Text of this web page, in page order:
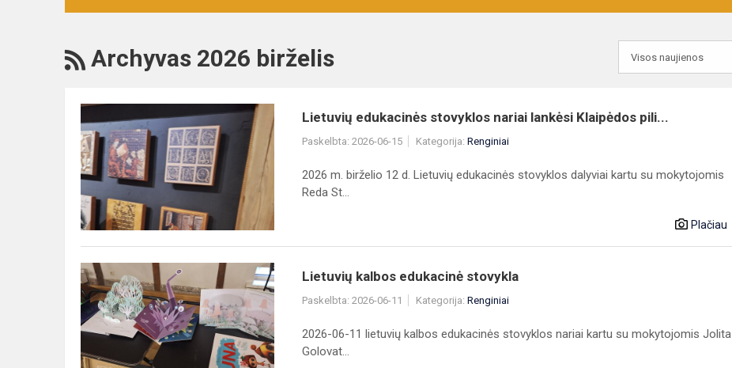
RSS
Archyvas 2026 birželis
edukacinės
stovyklos
nariai
lankėsi
Klaipėdos
pili...
Lietuvių edukacinės stovyklos nariai lankėsi Klaipėdos pili...
Paskelbta: 2026-06-15 Kategorija: Renginiai
2026 m. birželio 12 d. Lietuvių edukacinės stovyklos dalyviai kartu su mokytojomis
Reda St...
Plačiau
Lietuvių
kalbos
edukacinė
stovykla
Lietuvių kalbos edukacinė stovykla
Paskelbta: 2026-06-11 Kategorija: Renginiai
2026-06-11 lietuvių kalbos edukacinės stovyklos nariai kartu su mokytojomis Jolita
Golovat...